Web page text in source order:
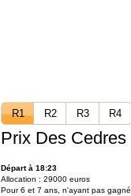
R1 R2 R3 R4
Prix Des Cedres
Départ à 18:23
Allocation : 29000 euros
Pour 6 et 7 ans, n'ayant pas